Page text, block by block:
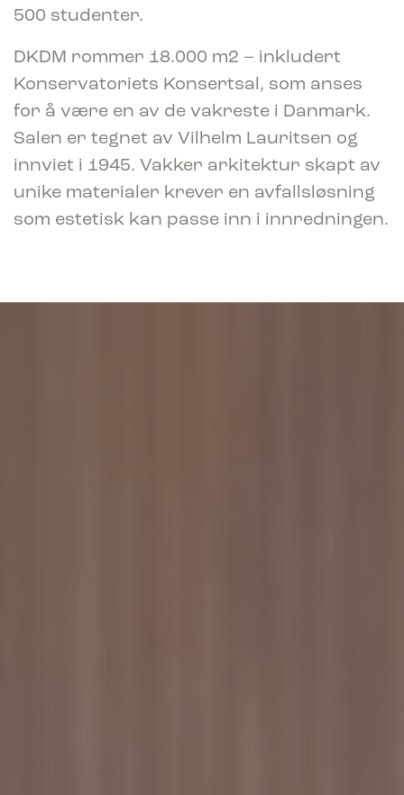
500 studenter.
DKDM rommer 18.000 m2 – inkludert
Konservatoriets Konsertsal, som anses
for å være en av de vakreste i Danmark.
Salen er tegnet av Vilhelm Lauritsen og
innviet i 1945. Vakker arkitektur skapt av
unike materialer krever en avfallsløsning
som estetisk kan passe inn i innredningen.